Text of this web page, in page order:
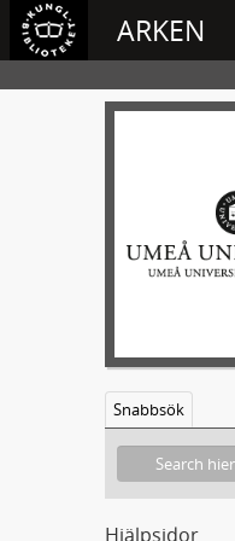
ARKEN
Snabbsök
Hjälpsidor